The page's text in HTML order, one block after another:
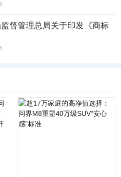
督管理总局关于印发《商标